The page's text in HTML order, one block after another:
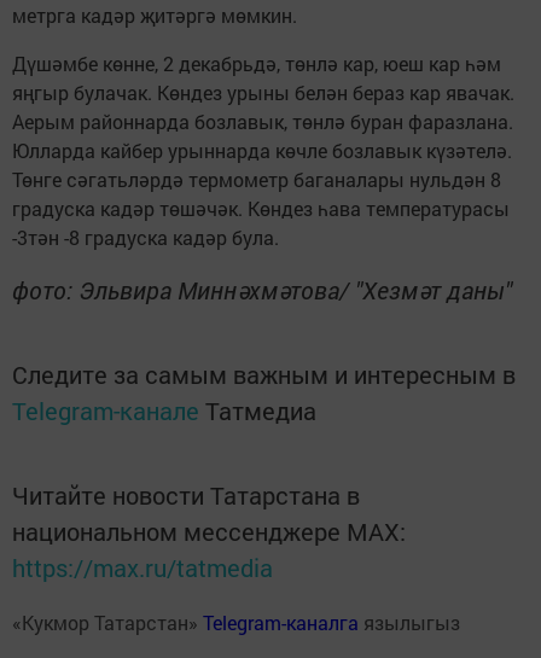
метрга кадәр җитәргә мөмкин.
Дүшәмбе көнне, 2 декабрьдә, төнлә кар, юеш кар һәм
яңгыр булачак. Көндез урыны белән бераз кар явачак.
Аерым районнарда бозлавык, төнлә буран фаразлана.
Юлларда кайбер урыннарда көчле бозлавык күзәтелә.
Төнге сәгатьләрдә термометр баганалары нульдән 8
градуска кадәр төшәчәк. Көндез һава температурасы
-3тән -8 градуска кадәр була.
фото: Эльвира Миннәхмәтова/ "Хезмәт даны"
Следите за самым важным и интересным в
Telegram-канале Татмедиа
Читайте новости Татарстана в
национальном мессенджере MАХ:
https://max.ru/tatmedia
«Кукмор Татарстан» Telegram-каналга язылыгыз